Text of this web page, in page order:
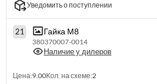
Уведомить о поступлении
21 Гайка М8
380370007-0014
Наличие у дилеров
Цена:9.00Кол. на схеме:2